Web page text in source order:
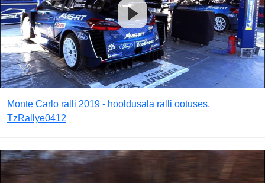
Monte Carlo ralli 2019 - hooldusala ralli ootuses,
TzRallye0412